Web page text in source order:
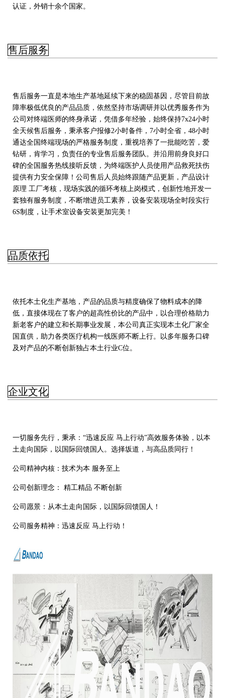
认证，外销十余个国家。
售后服务
售后服务一直是本地生产基地延续下来的稳固基因，尽管目前故
障率极低优良的产品品质，依然坚持市场调研并以优秀服务作为
公司对终端医师的终身承诺，凭借多年经验，始终保持7x24小时
全天候售后服务，秉承客户报修2小时备件，7小时全省，48小时
通达全国终端现场的严格服务制度，重视培养了一批能吃苦，爱
钻研，肯学习，负责任的专业售后服务团队。并沿用前身良好口
碑的全国服务热线接听反馈，为终端医护人员使用产品救死扶伤
提供有力安全保障！公司售后人员始终跟随产品更新，产品设计
原理 工厂考核，现场实践的循环考核上岗模式，创新性地开发一
套独有服务制度，不断增进员工素养，设备安装现场全时段实行
6S制度，让手术室设备安装更加完美！
品质依托
依托本土化生产基地，产品的品质与精度确保了物料成本的降
低，直接体现在了客户的超高性价比的产品中，以合理价格助力
新老客户的建立和长期事业发展，本公司真正实现本土化厂家全
国直供，助力各类医疗机构一线医师不断上行。以多年服务口碑
及对产品的不断创新独占本土行业C位。
企业文化
一切服务先行，秉承：“迅速反应 马上行动”高效服务体验，以本
土走向国际，以国际回馈国人。选择坂道，与高品质同行！
公司精神内核：技术为本 服务至上
公司创新理念： 精工精品 不断创新
公司愿景：从本土走向国际，以国际回馈国人！
公司服务精神：迅速反应 马上行动！